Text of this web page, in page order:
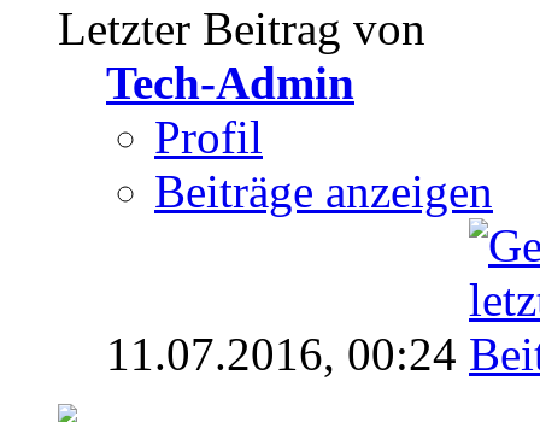
Letzter Beitrag von
Tech-Admin
Profil
Beiträge anzeigen
11.07.2016, 00:24